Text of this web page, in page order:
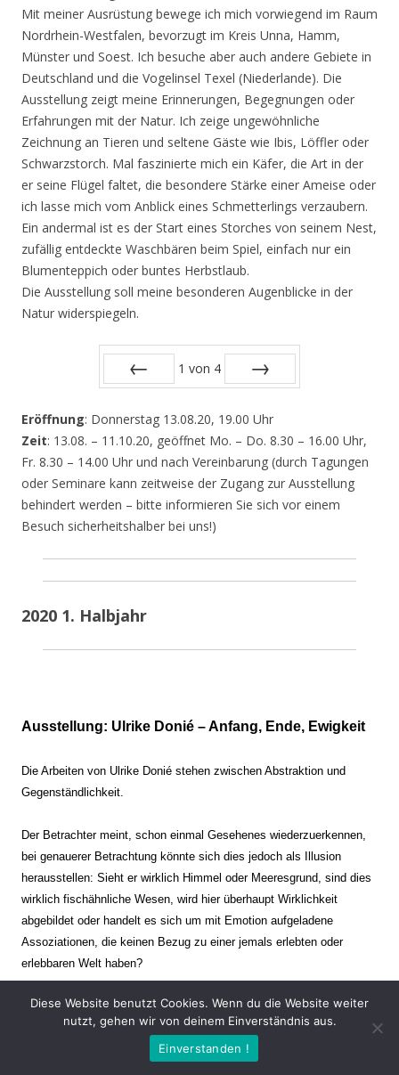
Mit meiner Ausrüstung bewege ich mich vorwiegend im Raum
Nordrhein-Westfalen, bevorzugt im Kreis Unna, Hamm,
Münster und Soest. Ich besuche aber auch andere Gebiete in
Deutschland und die Vogelinsel Texel (Niederlande). Die
Ausstellung zeigt meine Erinnerungen, Begegnungen oder
Erfahrungen mit der Natur. Ich zeige ungewöhnliche
Zeichnung an Tieren und seltene Gäste wie Ibis, Löffler oder
Schwarzstorch. Mal faszinierte mich ein Käfer, die Art in der
er seine Flügel faltet, die besondere Stärke einer Ameise oder
ich lasse mich vom Anblick eines Schmetterlings verzaubern.
Ein andermal ist es der Start eines Storches von seinem Nest,
zufällig entdeckte Waschbären beim Spiel, einfach nur ein
Blumenteppich oder buntes Herbstlaub.
Die Ausstellung soll meine besonderen Augenblicke in der
Natur widerspiegeln.
1 von 4
Eröffnung: Donnerstag 13.08.20, 19.00 Uhr
Zeit: 13.08. – 11.10.20, geöffnet Mo. – Do. 8.30 – 16.00 Uhr,
Fr. 8.30 – 14.00 Uhr und nach Vereinbarung (durch Tagungen
oder Seminare kann zeitweise der Zugang zur Ausstellung
behindert werden – bitte informieren Sie sich vor einem
Besuch sicherheitshalber bei uns!)
2020 1. Halbjahr
Ausstellung: Ulrike Donié – Anfang, Ende, Ewigkeit
Die Arbeiten von Ulrike Donié stehen zwischen Abstraktion und
Gegenständlichkeit.
Der Betrachter meint, schon einmal Gesehenes wiederzuerkennen,
bei genauerer Betrachtung könnte sich dies jedoch als Illusion
herausstellen: Sieht er wirklich Himmel oder Meeresgrund, sind dies
wirklich fischähnliche Wesen, wird hier überhaupt Wirklichkeit
abgebildet oder handelt es sich um mit Emotion aufgeladene
Assoziationen, die keinen Bezug zu einer jemals erlebten oder
erlebbaren Welt haben?
Verharren und Dynamik stehen sich dabei gegenüber. Zeit steht still
oder verrinnt im Nu. Es soll dabei eine Spannung, auch farblich, bis
zur Schmerzgrenze erzeugt werden. Die Arbeiten stellen ambivalente
Diese Website benutzt Cookies. Wenn du die Website weiter
nutzt, gehen wir von deinem Einverständnis aus.
Einverstanden !